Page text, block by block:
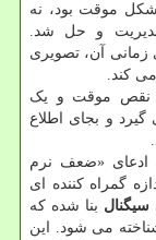
موقت بود، نه
و حل شد.
زمانی آن، تصویری
کند.
نقص موقت و یک
و بجای اطلاع
ادعای «ضعف نرم
گمراه کننده ای
سیگنال بنا شده که
می شود. این